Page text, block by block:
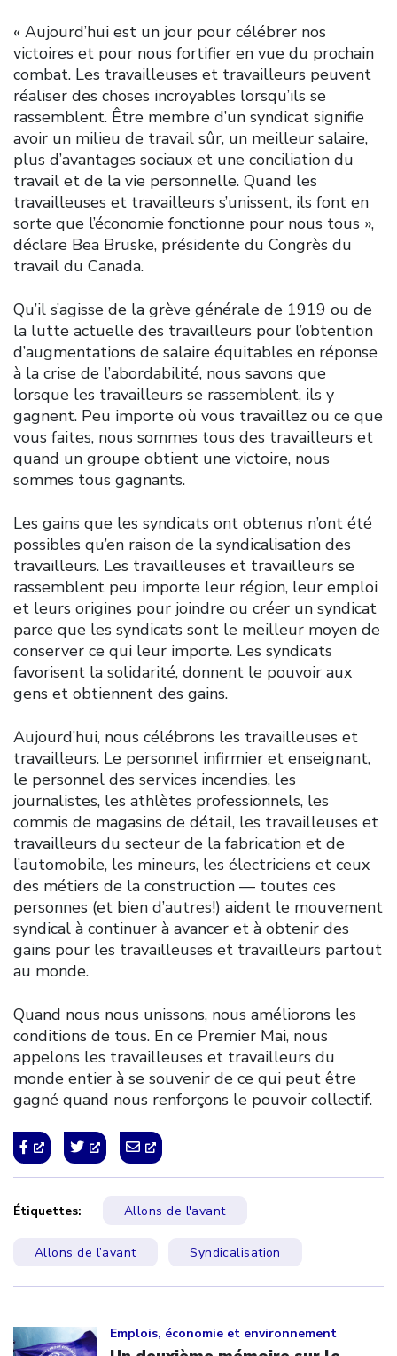
« Aujourd’hui est un jour pour célébrer nos
victoires et pour nous fortifier en vue du prochain
combat. Les travailleuses et travailleurs peuvent
réaliser des choses incroyables lorsqu’ils se
rassemblent. Être membre d’un syndicat signifie
avoir un milieu de travail sûr, un meilleur salaire,
plus d’avantages sociaux et une conciliation du
travail et de la vie personnelle. Quand les
travailleuses et travailleurs s’unissent, ils font en
sorte que l’économie fonctionne pour nous tous »,
déclare Bea Bruske, présidente du Congrès du
travail du Canada.
Qu’il s’agisse de la grève générale de 1919 ou de
la lutte actuelle des travailleurs pour l’obtention
d’augmentations de salaire équitables en réponse
à la crise de l’abordabilité, nous savons que
lorsque les travailleurs se rassemblent, ils y
gagnent. Peu importe où vous travaillez ou ce que
vous faites, nous sommes tous des travailleurs et
quand un groupe obtient une victoire, nous
sommes tous gagnants.
Les gains que les syndicats ont obtenus n’ont été
possibles qu’en raison de la syndicalisation des
travailleurs. Les travailleuses et travailleurs se
rassemblent peu importe leur région, leur emploi
et leurs origines pour joindre ou créer un syndicat
parce que les syndicats sont le meilleur moyen de
conserver ce qui leur importe. Les syndicats
favorisent la solidarité, donnent le pouvoir aux
gens et obtiennent des gains.
Aujourd’hui, nous célébrons les travailleuses et
travailleurs. Le personnel infirmier et enseignant,
le personnel des services incendies, les
journalistes, les athlètes professionnels, les
commis de magasins de détail, les travailleuses et
travailleurs du secteur de la fabrication et de
l’automobile, les mineurs, les électriciens et ceux
des métiers de la construction — toutes ces
personnes (et bien d’autres!) aident le mouvement
syndical à continuer à avancer et à obtenir des
gains pour les travailleuses et travailleurs partout
au monde.
Quand nous nous unissons, nous améliorons les
conditions de tous. En ce Premier Mai, nous
appelons les travailleuses et travailleurs du
monde entier à se souvenir de ce qui peut être
gagné quand nous renforçons le pouvoir collectif.
Étiquettes: Allons de l'avant
Allons de l’avant Syndicalisation
Emplois, économie et environnement